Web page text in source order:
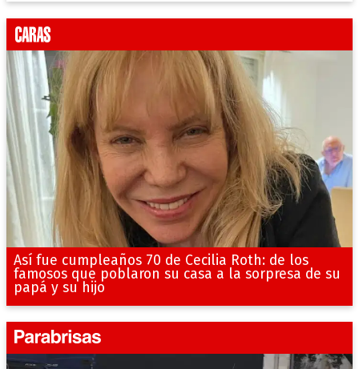
Así fue cumpleaños 70 de Cecilia Roth: de los
famosos que poblaron su casa a la sorpresa de su
papá y su hijo